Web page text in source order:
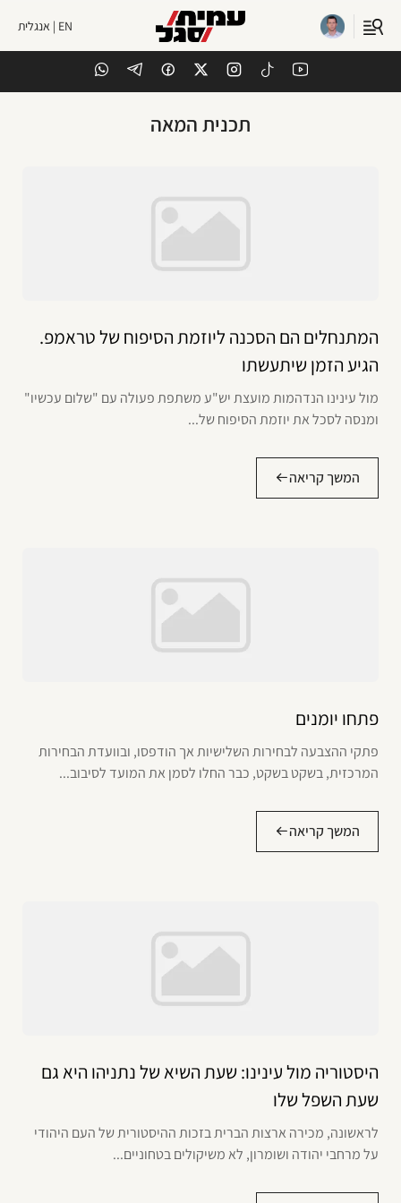
EN | אנגלית
תכנית המאה
המתנחלים הם הסכנה ליוזמת הסיפוח של טראמפ.
הגיע הזמן שיתעשתו
מול עינינו הנדהמות מועצת יש"ע משתפת פעולה עם "שלום עכשיו"
ומנסה לסכל את יוזמת הסיפוח של...
המשך קריאה
פתחו יומנים
פתקי ההצבעה לבחירות השלישיות אך הודפסו, ובוועדת הבחירות
המרכזית, בשקט בשקט, כבר החלו לסמן את המועד לסיבוב...
המשך קריאה
היסטוריה מול עינינו: שעת השיא של נתניהו היא גם
שעת השפל שלו
לראשונה, מכירה ארצות הברית בזכות ההיסטורית של העם היהודי
על מרחבי יהודה ושומרון, לא משיקולים בטחוניים...